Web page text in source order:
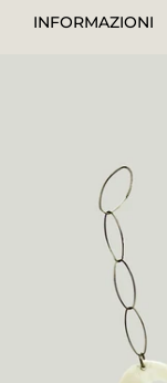
INFORMAZIONI